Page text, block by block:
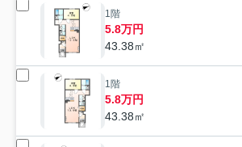
1階
5.8万円
43.38㎡
1階
5.8万円
43.38㎡